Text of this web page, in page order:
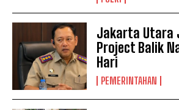
Jakarta Utara
Project Balik
Hari
PEMERINTAHAN